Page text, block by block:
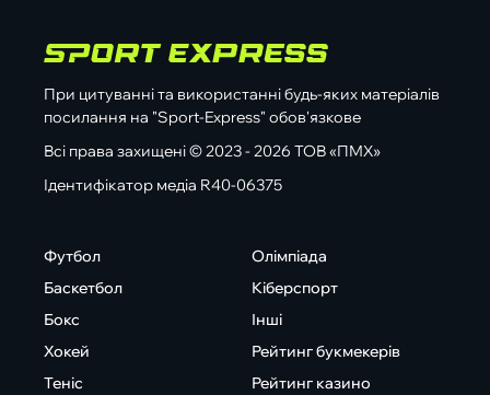
При цитуванні та використанні будь-яких матеріалів
посилання на "Sport-Express" обов'язкове
Всі права захищені © 2023 - 2026 ТОВ «ПМХ»
Ідентифікатор медіа R40-06375
Футбол
Баскетбол
Бокс
Хокей
Теніс
Олімпіада
Кіберспорт
Інші
Рейтинг букмекерів
Рейтинг казино